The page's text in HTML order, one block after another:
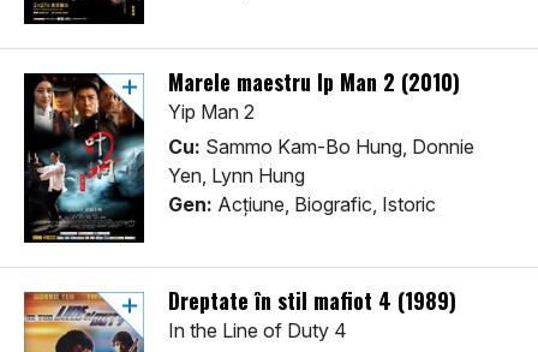
Marele maestru Ip Man 2 (2010)
Yip Man 2
Cu: Sammo Kam-Bo Hung, Donnie
Yen, Lynn Hung
Gen: Acţiune, Biografic, Istoric
Dreptate în stil mafiot 4 (1989)
In the Line of Duty 4